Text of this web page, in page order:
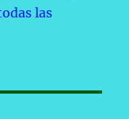
las